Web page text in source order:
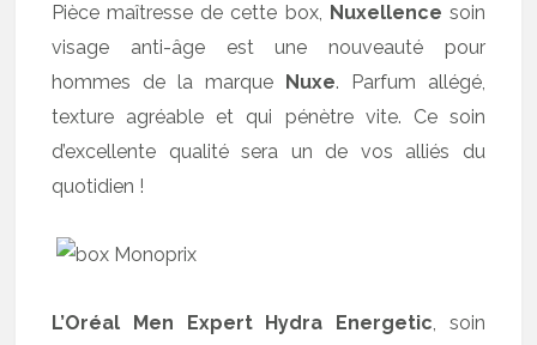
Pièce maîtresse de cette box, Nuxellence soin
visage anti-âge est une nouveauté pour
hommes de la marque
Nuxe. Parfum allégé,
texture agréable et qui pénètre vite. Ce soin
d’excellente qualité sera un de vos alliés du
quotidien !
L’Oréal Men Expert Hydra Energetic, soin